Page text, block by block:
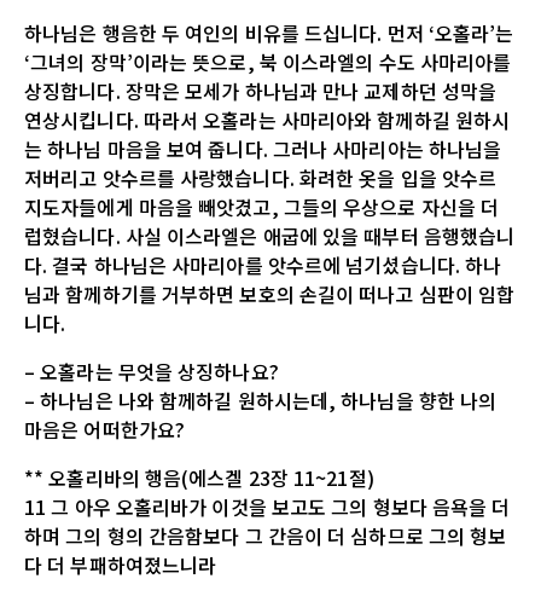
하나님은 행음한 두 여인의 비유를 드십니다. 먼저 ‘오홀라’는
‘그녀의 장막’이라는 뜻으로, 북 이스라엘의 수도 사마리아를
상징합니다. 장막은 모세가 하나님과 만나 교제하던 성막을
연상시킵니다. 따라서 오홀라는 사마리아와 함께하길 원하시
는 하나님 마음을 보여 줍니다. 그러나 사마리아는 하나님을
저버리고 앗수르를 사랑했습니다. 화려한 옷을 입을 앗수르
지도자들에게 마음을 빼앗겼고, 그들의 우상으로 자신을 더
럽혔습니다. 사실 이스라엘은 애굽에 있을 때부터 음행했습니
다. 결국 하나님은 사마리아를 앗수르에 넘기셨습니다. 하나
님과 함께하기를 거부하면 보호의 손길이 떠나고 심판이 임합
니다.
– 오홀라는 무엇을 상징하나요?
– 하나님은 나와 함께하길 원하시는데, 하나님을 향한 나의
마음은 어떠한가요?
** 오홀리바의 행음(에스겔 23장 11~21절)
11 그 아우 오홀리바가 이것을 보고도 그의 형보다 음욕을 더
하며 그의 형의 간음함보다 그 간음이 더 심하므로 그의 형보
다 더 부패하여졌느니라